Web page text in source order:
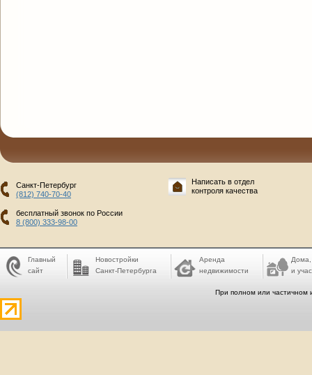
Санкт-Петербург
(812) 740-70-40
бесплатный звонок по России
8 (800) 333-98-00
Написать в отдел
контроля качества
Главный
сайт
Новостройки
Санкт-Петербурга
Аренда
недвижимости
Дома,
и
При полном или частичном